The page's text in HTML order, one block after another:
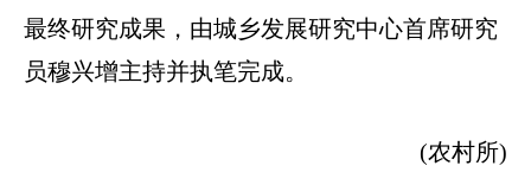
最终研究成果，由城乡发展研究中心首席研究
员穆兴增主持并执笔完成。
(农村所)